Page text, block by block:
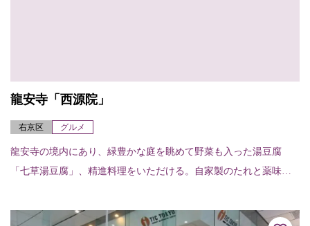
龍安寺「西源院」
右京区 グルメ
龍安寺の境内にあり、緑豊かな庭を眺めて野菜も入った湯豆腐
「七草湯豆腐」、精進料理をいただける。自家製のたれと薬味が
と時を過ごすことができる。